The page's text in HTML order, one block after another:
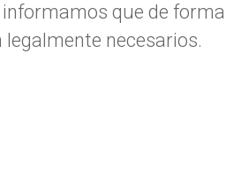
que de
necesarios.